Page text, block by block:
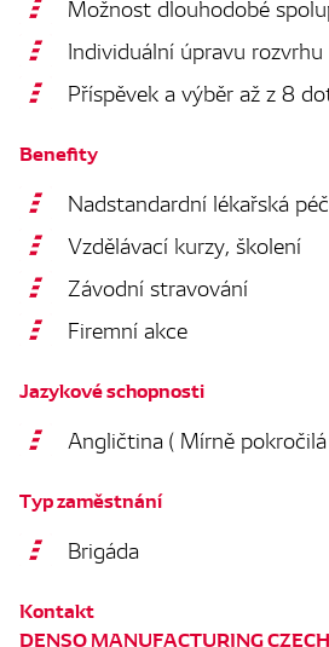
Možnost dlouhodobé
Individuální úpravu rozvrhu
Příspěvek a výběr až z 8
Benefity
Nadstandardní lékařská
Vzdělávací kurzy, školení
Závodní stravování
Firemní akce
Jazykové schopnosti
Angličtina ( Mírně
Typ zaměstnání
Brigáda
Kontakt
DENSO MANUFACTURING